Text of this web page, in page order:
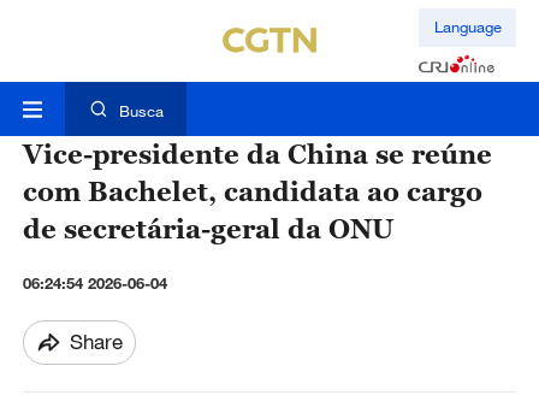
Language
Busca
Vice-presidente da China se reúne
com Bachelet, candidata ao cargo
de secretária-geral da ONU
06:24:54 2026-06-04
Share